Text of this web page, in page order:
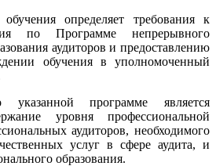
определяет требования к
по Программе непрерывного
аудиторов и предоставлению
обучения в уполномоченный
программе является
уровня профессиональной
аудиторов, необходимого
услуг в сфере аудита, и
образования.